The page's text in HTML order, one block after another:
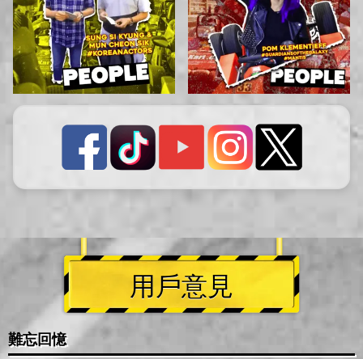
用戶意見
難忘回憶